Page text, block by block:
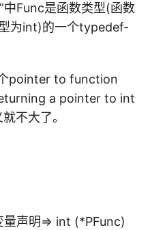
Func是函数类型(函数
为int)的一个typedef-
pointer to function
a pointer to int
不大了。
声明=> int (*PFunc)